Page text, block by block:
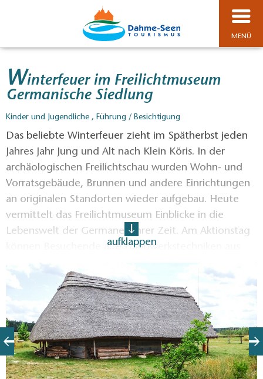
MENÜ
Winterfeuer im Freilichtmuseum
Germanische Siedlung
Kinder und Jugendliche , Führung / Besichtigung
Das beliebte Winterfeuer zieht im Spätherbst jeden
Jahres Jahr Jung und Alt nach Klein Köris. In der
archäologischen Freilichtschau wurden Wohn- und
Vorratsgebäude, Brunnen und andere Einrichtungen
an originalen Standorten wieder aufgebau. Heute
vermittelt das Freilichtmuseum Einblicke in die
Lebenswelt der Germanen ihrer Zeit. Am Aktionstag
können Besuchende alte Handwerkstechniken aus
der Nähe verfolgen und am wärmenden Feuer die
Atmosphäre geniessen..
aufklappen